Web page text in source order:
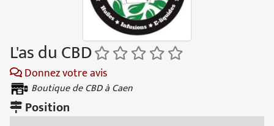
L'as du CBD
Donnez votre avis
Boutique de CBD à Caen
Position